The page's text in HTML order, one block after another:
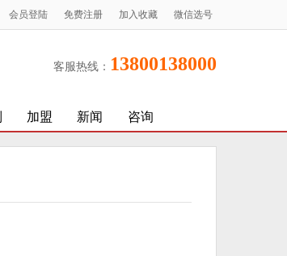
会员登陆 免费注册 加入收藏 微信选号
客服热线： 13800138000
加盟 新闻 咨询